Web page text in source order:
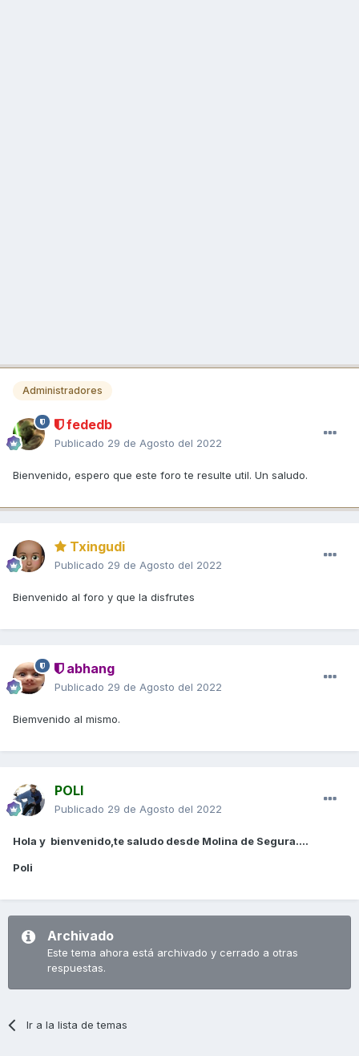
Administradores
fededb
Publicado 29 de Agosto del 2022
Bienvenido, espero que este foro te resulte util. Un saludo.
Txingudi
Publicado 29 de Agosto del 2022
Bienvenido al foro y que la disfrutes
abhang
Publicado 29 de Agosto del 2022
Biemvenido al mismo.
POLI
Publicado 29 de Agosto del 2022
Hola y bienvenido,te saludo desde Molina de Segura....
Poli
Archivado
Este tema ahora está archivado y cerrado a otras
respuestas.
Ir a la lista de temas